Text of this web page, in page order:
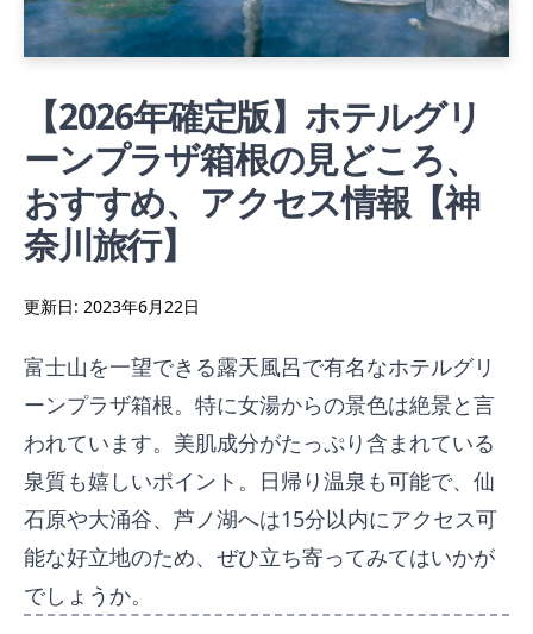
【2026年確定版】ホテルグリ
ーンプラザ箱根の見どころ、
おすすめ、アクセス情報【神
奈川旅行】
更新日: 2023年6月22日
富士山を一望できる露天風呂で有名なホテルグリ
ーンプラザ箱根。特に女湯からの景色は絶景と言
われています。美肌成分がたっぷり含まれている
泉質も嬉しいポイント。日帰り温泉も可能で、仙
石原や大涌谷、芦ノ湖へは15分以内にアクセス可
能な好立地のため、ぜひ立ち寄ってみてはいかが
でしょうか。